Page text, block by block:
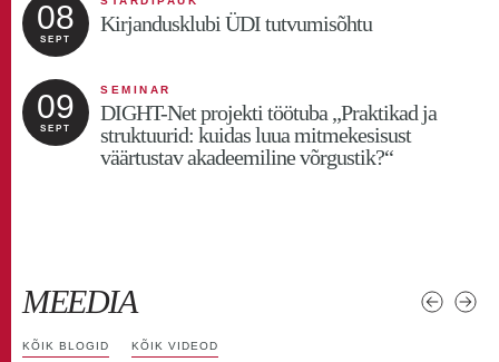
08
SEPT
Kirjandusklubi ÜDI tutvumisõhtu
09
SEPT
SEMINAR
DIGHT-Net projekti töötuba „Praktikad ja
struktuurid: kuidas luua mitmekesisust
väärtustav akadeemiline võrgustik?“
08
OKT
rakendamine klassiruumis“
15 KONVERENTS
Tallinna Ülikooli hariduskonverents
MEEDIA
KÕIK BLOGID KÕIK VIDEOD